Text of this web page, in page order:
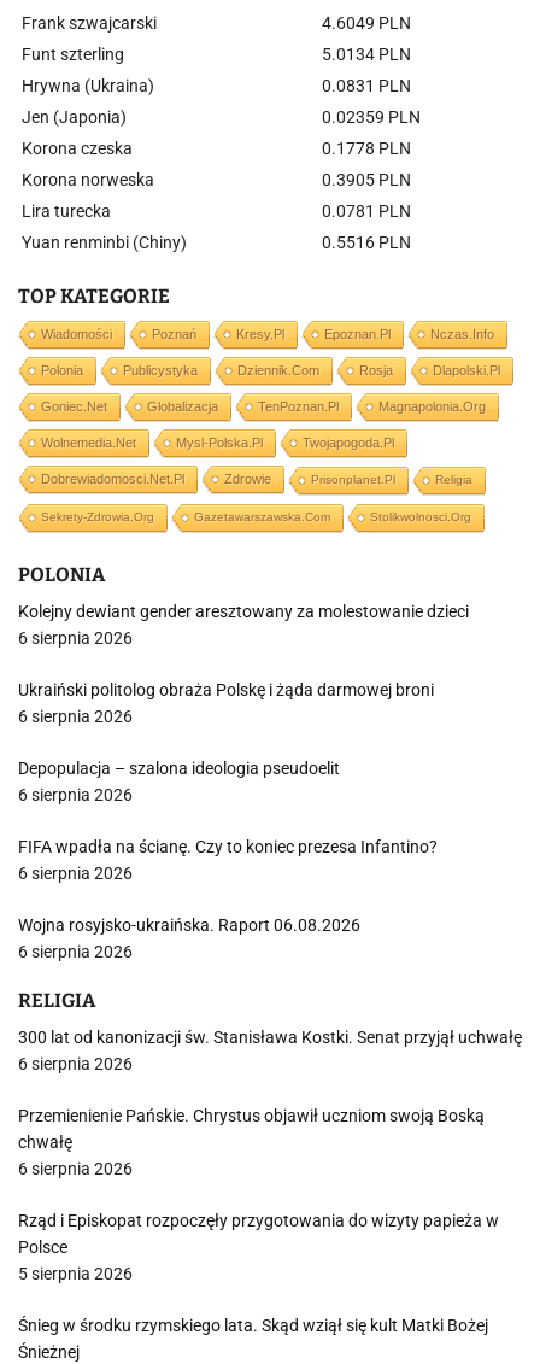
Frank szwajcarski
4.6049 PLN
Funt szterling
5.0134 PLN
Hrywna (Ukraina)
0.0831 PLN
Jen (Japonia)
0.02359 PLN
Korona czeska
0.1778 PLN
Korona norweska
0.3905 PLN
Lira turecka
0.0781 PLN
Yuan renminbi (Chiny)
0.5516 PLN
TOP KATEGORIE
Wiadomości Poznań Kresy.pl Epoznan.pl Nczas.info
Polonia Publicystyka Dziennik.com Rosja Dlapolski.pl
Goniec.net Globalizacja TenPoznan.pl Magnapolonia.org
Wolnemedia.net Mysl-Polska.pl Twojapogoda.pl
Dobrewiadomosci.net.pl Zdrowie Prisonplanet.pl Religia
Sekrety-Zdrowia.org Gazetawarszawska.com Stolikwolnosci.org
POLONIA
Kolejny dewiant gender aresztowany za molestowanie dzieci
6 sierpnia 2026
Ukraiński politolog obraża Polskę i żąda darmowej broni
6 sierpnia 2026
Depopulacja – szalona ideologia pseudoelit
6 sierpnia 2026
FIFA wpadła na ścianę. Czy to koniec prezesa Infantino?
6 sierpnia 2026
Wojna rosyjsko-ukraińska. Raport 06.08.2026
6 sierpnia 2026
RELIGIA
300 lat od kanonizacji św. Stanisława Kostki. Senat przyjął uchwałę
6 sierpnia 2026
Przemienienie Pańskie. Chrystus objawił uczniom swoją Boską
chwałę
6 sierpnia 2026
Rząd i Episkopat rozpoczęły przygotowania do wizyty papieża w
Polsce
5 sierpnia 2026
Śnieg w środku rzymskiego lata. Skąd wziął się kult Matki Bożej
Śnieżnej